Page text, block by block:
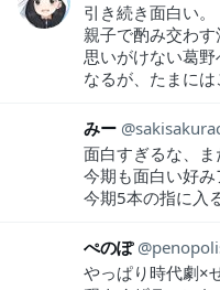
引き続き面白い。
親子で酌み交わす
思いがけない葛
なるが、たまには
みー
面白すぎるな、
今期も面白い好
今期5本の指に入
ぺのぽ
やっぱり時代劇×